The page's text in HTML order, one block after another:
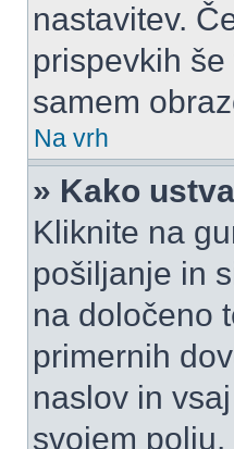
nastavitev.
prispevkih
samem
Na vrh
» Kako
Kliknite na
pošiljanje in
na določeno
primernih
naslov in
svojem